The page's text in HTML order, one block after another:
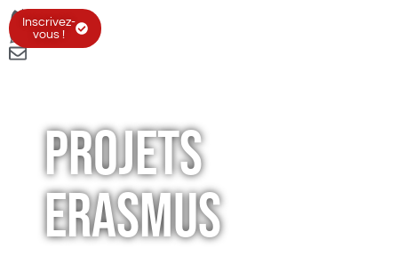
Inscrivez-
vous !
Projets
Erasmus